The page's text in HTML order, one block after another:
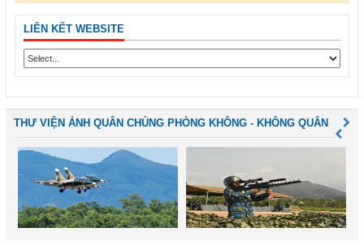
LIÊN KẾT WEBSITE
THƯ VIỆN ẢNH QUÂN CHỦNG PHÒNG KHÔNG - KHÔNG QUÂN